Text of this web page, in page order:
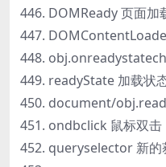
DOMReady 页面加
readyState 加载状
document/
ondbclick 鼠标双击
queryselector 新的